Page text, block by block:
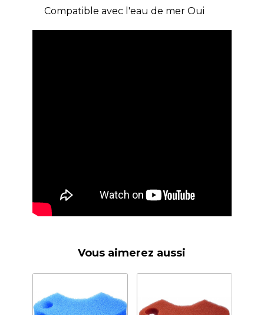
Compatible avec l'eau de mer Oui
Vous aimerez aussi